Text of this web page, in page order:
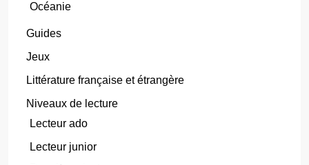
Océanie
Guides
Jeux
Littérature française et étrangère
Niveaux de lecture
Lecteur ado
Lecteur junior